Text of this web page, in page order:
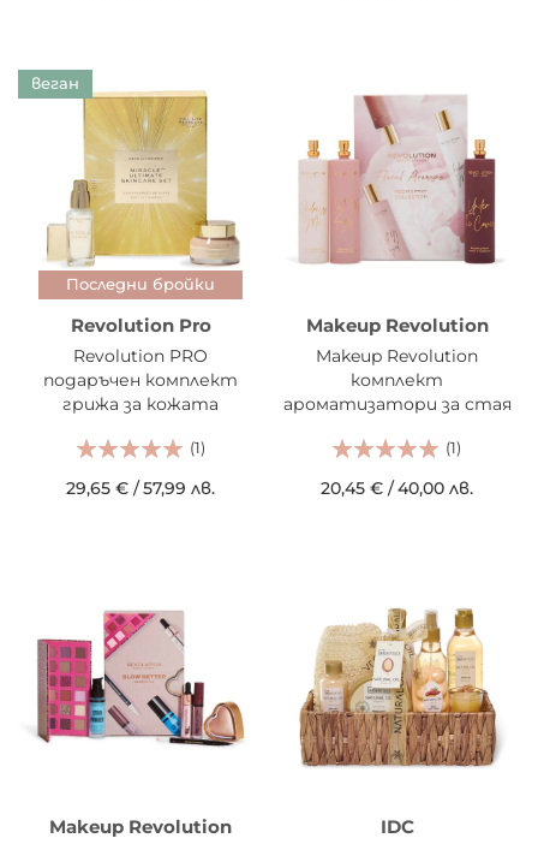
веган
Последни бройки
Revolution Pro
Revolution PRO
подаръчен комплект
грижа за кожата
(1)
29,65 € /57,99 лв.
Makeup Revolution
Makeup Revolution
комплект
ароматизатори за стая
Collection (1)
20,45 € /40,00 лв.
Makeup Revolution IDC